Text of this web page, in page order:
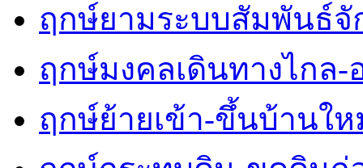
ฤกษ์ยามระบบสัมพันธ์จั
ฤกษ์มงคลเดินทางไกล-
ฤกษ์ย้ายเข้า-ขึ้นบ้านใ